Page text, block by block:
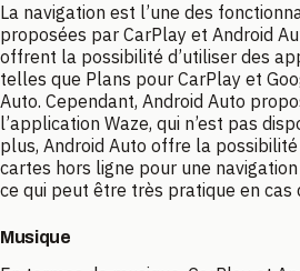
La navigation est l’une des
proposées par CarPlay et Android
offrent la possibilité d’utiliser des
telles que Plans pour CarPlay et
Auto. Cependant, Android Auto
l’application Waze, qui n’est pas
plus, Android Auto offre la
cartes hors ligne pour une
ce qui peut être très pratique en cas
Musique